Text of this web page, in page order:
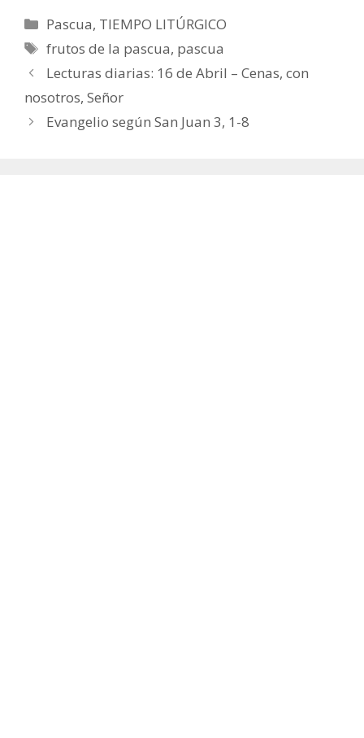
Categorías
Pascua, TIEMPO LITÚRGICO
Etiquetas
frutos de la pascua, pascua
Lecturas diarias: 16 de Abril – Cenas, con
nosotros, Señor
Evangelio según San Juan 3, 1-8